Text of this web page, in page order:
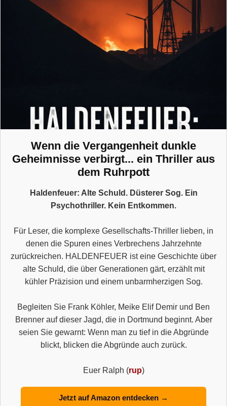
Wenn die Vergangenheit dunkle
Geheimnisse verbirgt... ein Thriller aus
dem Ruhrpott
Haldenfeuer: Alte Schuld. Düsterer Sog. Ein
Psychothriller. Kein Entkommen.
Für Leser, die komplexe Gesellschafts-Thriller lieben, in
denen die Spuren eines Verbrechens Jahrzehnte
zurückreichen. HALDENFEUER ist eine Geschichte über
alte Schuld, die über Generationen gärt, erzählt mit
kühler Präzision und einem unbarmherzigen Sog.
Begleiten Sie Frank Köhler, Meike Elif Demir und Ben
Brenner auf dieser Jagd, die in Dortmund beginnt. Aber
seien Sie gewarnt: Wenn man zu tief in die Abgründe
blickt, blicken die Abgründe auch zurück.
Euer Ralph (rup)
Jetzt auf Amazon entdecken →